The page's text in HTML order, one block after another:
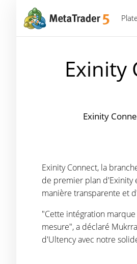
Exinity
Exinity
Exinity Connect, la
de premier plan d'Exinity
manière transparente et
"Cette intégration
mesure", a déclaré
d'Ultency avec notre